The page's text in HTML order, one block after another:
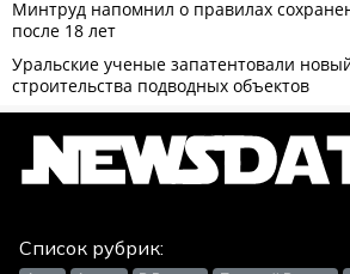
Список рубрик: